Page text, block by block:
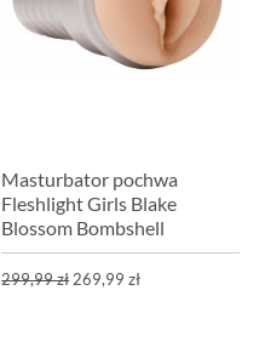
Masturbator pochwa
Fleshlight Girls Blake
Blossom Bombshell
299,99 zł 269,99 zł